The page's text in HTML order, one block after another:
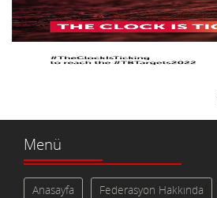
Menü
Anasayfa Federasyon Hakkında